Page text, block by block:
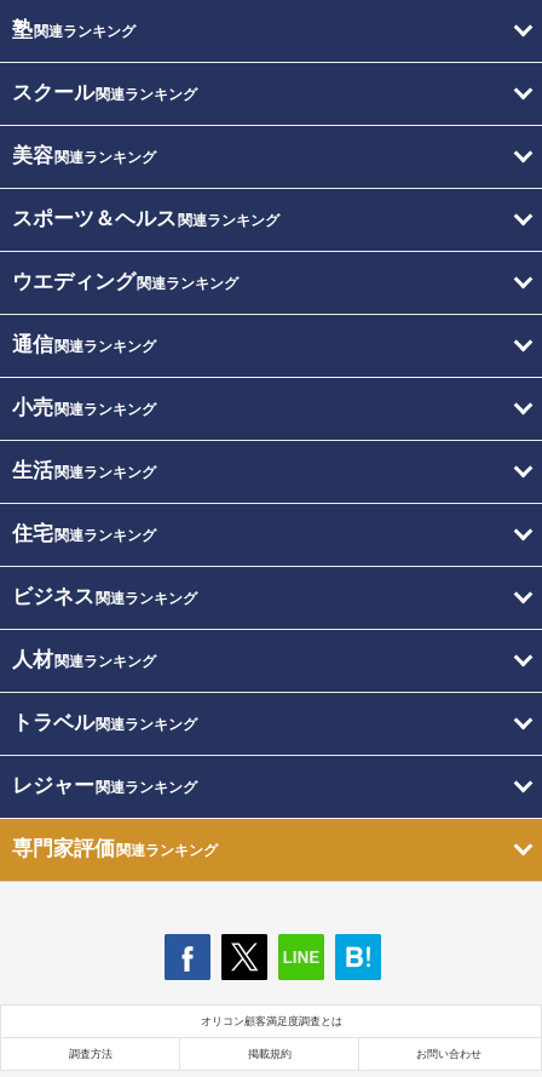
塾関連ランキング
スクール関連ランキング
美容関連ランキング
スポーツ＆ヘルス 関連ランキング
ウエディング関連ランキング
通信関連ランキング
小売関連ランキング
生活関連ランキング
住宅関連ランキング
ビジネス 関連ランキング
人材関連ランキング
トラベル関連ランキング
レジャー関連ランキング
専門家評価関連ランキング
オリコン顧客満足度調査とは
調査方法 掲載規約 お問い合わせ